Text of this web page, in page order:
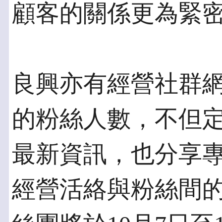
顧客的關係更為緊
良興亦有經營社群
的粉絲人數，不但
最新資訊，也分享
經營活絡與粉絲間